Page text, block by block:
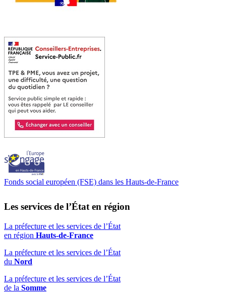
Fonds social européen (FSE) dans les Hauts-de-France
Les services de l’État en région
La préfecture et les services de l’État
en région Hauts-de-France
La préfecture et les services de l’État
du Nord
La préfecture et les services de l’État
de la Somme